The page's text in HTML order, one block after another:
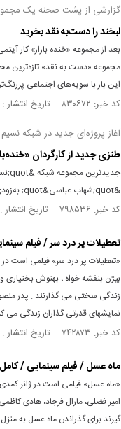
گزارشی از پشت صحنه یک
لبخند را دست‌به نقد بخرید
بعد از مجموعه «خنده بازار» کار
مجموعه «دست به نقد» تازه‌ترین
این بار با سویه‌های اجتماعی
کد خبر: ۸۳۰۶۷۲ تاریخ انتشار : ۱۳۹۴/۰۶/۰۸
آغاز پروژه‌ای جدید در شبکه نسیم
طنزی جدید از کارگردان
&quot;شهاب عباسی&quot; به‌زودی در تهران کلید می‌خورد.
کد خبر: ۷۹۸۵۳۶ تاریخ انتشار : ۱۳۹۴/۰۲/۲۷
تعطیلات پر درد سر / فیلم
بیژن بنفشه خواه ، بهنوش
زندگی سختی می گذارنند . پدر
نمایشهای قدرتی گذاران زندگی
کد خبر: ۷۴۲۸۷۳ تاریخ انتشار : ۱۳۹۳/۰۹/۰۶
ماه عسل / فیلم سینمایی / کامل
امیر فضلی، مارال فرجاد، هادی
گیرند برای گذراندن ماه عسل به